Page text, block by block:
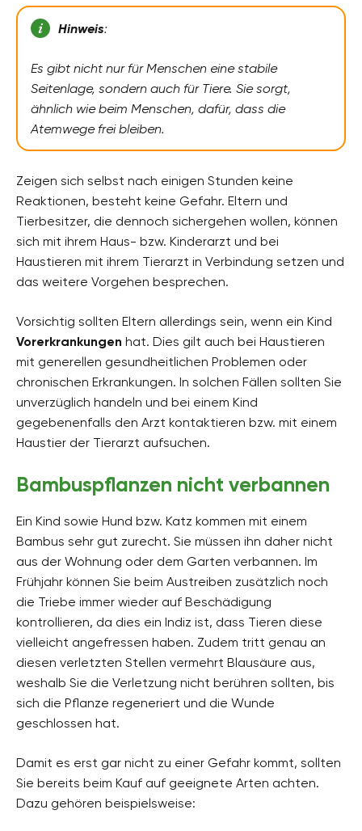
Hinweis:
Es gibt nicht nur für Menschen eine stabile
Seitenlage, sondern auch für Tiere. Sie sorgt,
ähnlich wie beim Menschen, dafür, dass die
Atemwege frei bleiben.
Zeigen sich selbst nach einigen Stunden keine
Reaktionen, besteht keine Gefahr. Eltern und
Tierbesitzer, die dennoch sichergehen wollen, können
sich mit ihrem Haus- bzw. Kinderarzt und bei
Haustieren mit ihrem Tierarzt in Verbindung setzen und
das weitere Vorgehen besprechen.
Vorsichtig sollten Eltern allerdings sein, wenn ein Kind
Vorerkrankungen hat. Dies gilt auch bei Haustieren
mit generellen gesundheitlichen Problemen oder
chronischen Erkrankungen. In solchen Fällen sollten Sie
unverzüglich handeln und bei einem Kind
gegebenenfalls den Arzt kontaktieren bzw. mit einem
Haustier der Tierarzt aufsuchen.
Bambuspflanzen nicht verbannen
Ein Kind sowie Hund bzw. Katz kommen mit einem
Bambus sehr gut zurecht. Sie müssen ihn daher nicht
aus der Wohnung oder dem Garten verbannen. Im
Frühjahr können Sie beim Austreiben zusätzlich noch
die Triebe immer wieder auf Beschädigung
kontrollieren, da dies ein Indiz ist, dass Tieren diese
vielleicht angefressen haben. Zudem tritt genau an
diesen verletzten Stellen vermehrt Blausäure aus,
weshalb Sie die Verletzung nicht berühren sollten, bis
sich die Pflanze regeneriert und die Wunde
geschlossen hat.
Damit es erst gar nicht zu einer Gefahr kommt, sollten
Sie bereits beim Kauf auf geeignete Arten achten.
Dazu gehören beispielsweise: